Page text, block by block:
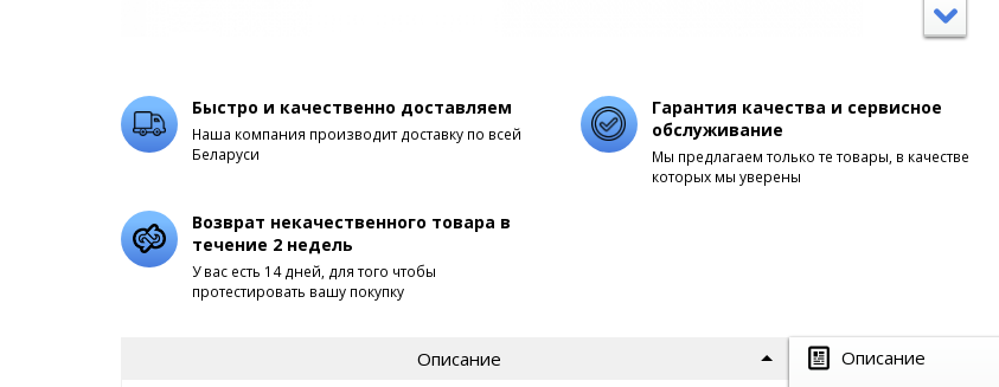
Быстро и качественно доставляем
Наша компания производит доставку по всей
Беларуси
Гарантия качества и сервисное
обслуживание
Мы предлагаем только те товары, в качестве
которых мы уверены
Возврат некачественного товара в
течение 2 недель
У вас есть 14 дней, для того чтобы
протестировать вашу покупку
Описание
Описание